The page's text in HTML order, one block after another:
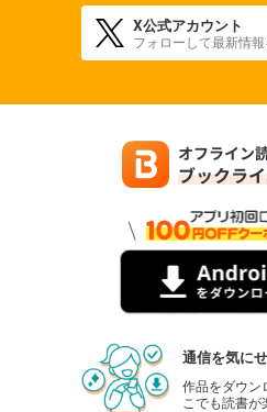
X公式アカウント
フォローして最新情報
通信を気に
作品をダウン
こでも読書が